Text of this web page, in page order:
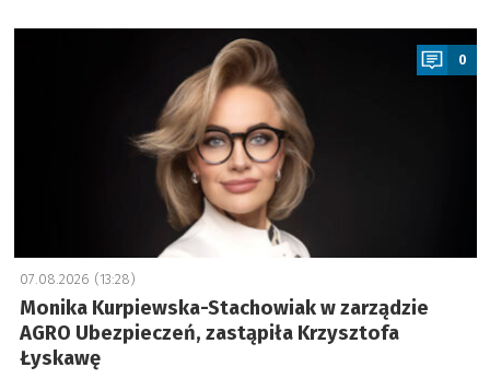
a
0
07.08.2026 (13:28)
Monika Kurpiewska-Stachowiak w zarządzie
AGRO Ubezpieczeń, zastąpiła Krzysztofa
Łyskawę